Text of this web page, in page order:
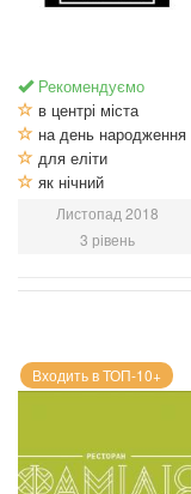
Рекомендуємо
в центрі міста
на день народження
для еліти
як нічний
Листопад 2018
3 рівень
Входить в ТОП-10+